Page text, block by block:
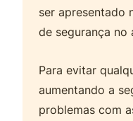
ser apresentado
de segurança no
Para evitar
aumentando a
problemas com